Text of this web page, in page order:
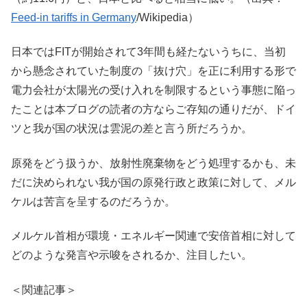
Feed-in tariffs in Germany/Wikipedia）
日本ではFITが開始されて3年間も経たないうちに、当初
から懸念されていた制度の「抜け穴」を正に利用する形で
電力会社が太陽光の受け入れを制限するという事態に陥っ
たことは本ブログの読者の方ならご存知の通りだが、ドイ
ツと我が国の状況は雲泥の差と言う所だろうか。
原発をどう扱うか、放射性廃棄物をどう処理するかも、未
だに決められない我が国の原発行政と政策に対して、メル
ケルは苦言を呈するのだろうか。
メルケル首相が環境・エネルギー関連で安倍首相に対して
どのような発言や示唆をされるか、注目したい。
＜関連記事＞